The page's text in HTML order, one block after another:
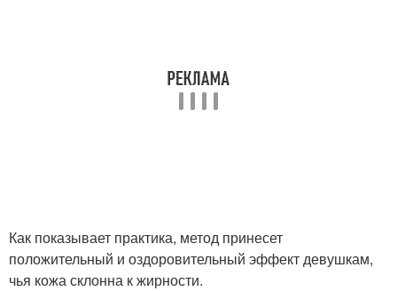
Как показывает практика, метод принесет
положительный и оздоровительный эффект девушкам,
чья кожа склонна к жирности.